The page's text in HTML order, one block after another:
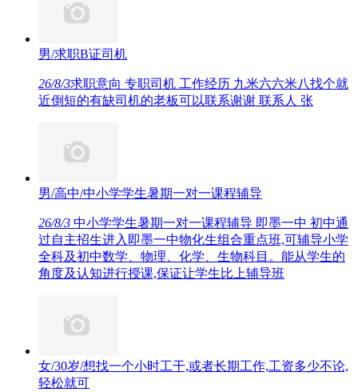
男/求职B证司机
26/8/3求职意向 专职司机 工作经历 九米六六米八找个就
近倒短的有缺司机的老板可以联系谢谢 联系人 张
男/高中/中小学学生暑期一对一课程辅导
26/8/3 中小学学生暑期一对一课程辅导 即墨一中 初中通
过自主招生进入即墨一中物化生组合重点班,可辅导小学
全科及初中数学、物理、化学、生物科目。能从学生的
角度及认知进行授课,保证让学生比上辅导班
女/30岁/想找一个小时工干,或者长期工作,工资多少不论,
轻松就可